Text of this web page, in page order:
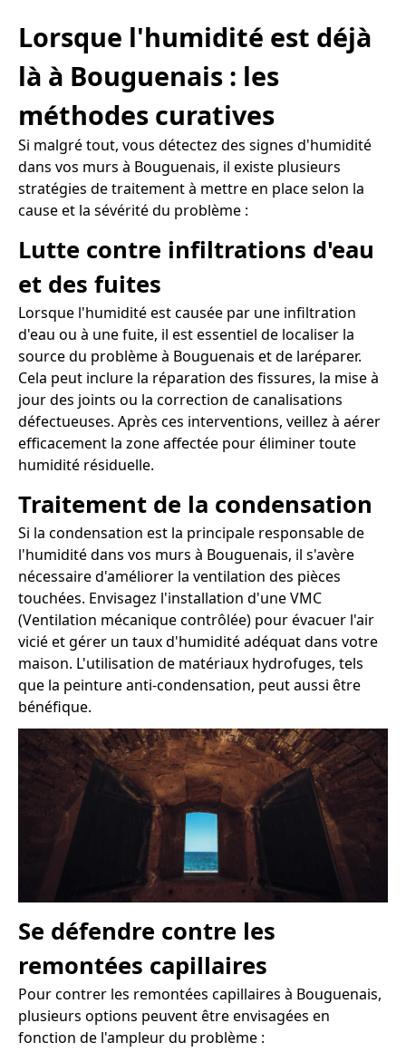
Lorsque l'humidité est déjà
là à Bouguenais : les
méthodes curatives
Si malgré tout, vous détectez des signes d'humidité
dans vos murs à Bouguenais, il existe plusieurs
stratégies de traitement à mettre en place selon la
cause et la sévérité du problème :
Lutte contre infiltrations d'eau
et des fuites
Lorsque l'humidité est causée par une infiltration
d'eau ou à une fuite, il est essentiel de localiser la
source du problème à Bouguenais et de laréparer.
Cela peut inclure la réparation des fissures, la mise à
jour des joints ou la correction de canalisations
défectueuses. Après ces interventions, veillez à aérer
efficacement la zone affectée pour éliminer toute
humidité résiduelle.
Traitement de la condensation
Si la condensation est la principale responsable de
l'humidité dans vos murs à Bouguenais, il s'avère
nécessaire d'améliorer la ventilation des pièces
touchées. Envisagez l'installation d'une VMC
(Ventilation mécanique contrôlée) pour évacuer l'air
vicié et gérer un taux d'humidité adéquat dans votre
maison. L'utilisation de matériaux hydrofuges, tels
que la peinture anti-condensation, peut aussi être
bénéfique.
Se défendre contre les
remontées capillaires
Pour contrer les remontées capillaires à Bouguenais,
plusieurs options peuvent être envisagées en
fonction de l'ampleur du problème :